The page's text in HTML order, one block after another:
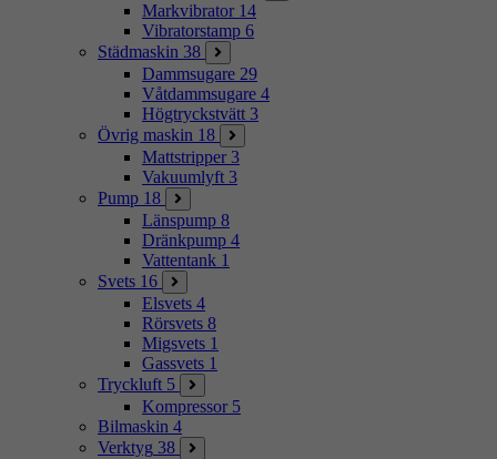
Markvibrator 14
Vibratorstamp 6
Städmaskin 38
Dammsugare 29
Våtdammsugare 4
Högtryckstvätt 3
Övrig maskin 18
Mattstripper 3
Vakuumlyft 3
Pump 18
Länspump 8
Dränkpump 4
Vattentank 1
Svets 16
Elsvets 4
Rörsvets 8
Migsvets 1
Gassvets 1
Tryckluft 5
Kompressor 5
Bilmaskin 4
Verktyg 38